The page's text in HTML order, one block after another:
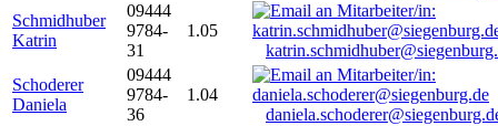
Schmidhuber
Katrin
09444
9784-
31
1.05
Schoderer
Daniela
09444
9784-
36
1.04